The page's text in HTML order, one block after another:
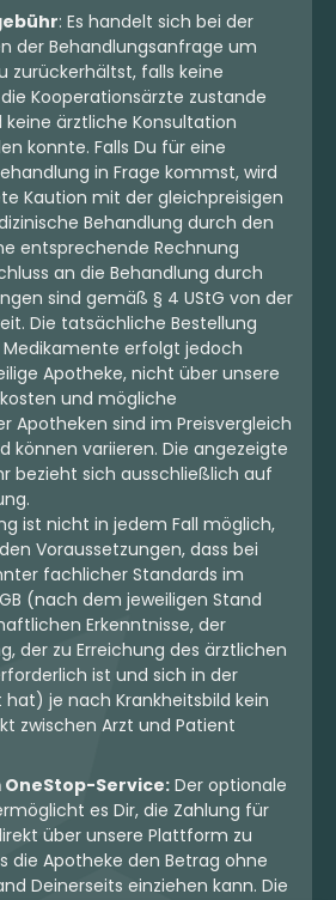
: Es handelt sich bei der
der Behandlungsanfrage um
zurückerhältst, falls keine
Kooperationsärzte zustande
ärztliche Konsultation
konnte. Falls Du für eine
in Frage kommst, wird
Kaution mit der gleichpreisigen
Behandlung durch den
entsprechende Rechnung
an die Behandlung durch
sind gemäß § 4 UStG von der
Die tatsächliche Bestellung
Medikamente erfolgt jedoch
Apotheke, nicht über unsere
und mögliche
Apotheken sind im Preisvergleich
können variieren. Die angezeigte
bezieht sich ausschließlich auf
ist nicht in jedem Fall möglich,
Voraussetzungen, dass bei
fachlicher Standards im
(nach dem jeweiligen Stand
Erkenntnisse, der
der zu Erreichung des ärztlichen
ist und sich in der
hat) je nach Krankheitsbild kein
zwischen Arzt und Patient
OneStop-Service: Der optionale
es Dir, die Zahlung für
über unsere Plattform zu
die Apotheke den Betrag ohne
Deinerseits einziehen kann. Die